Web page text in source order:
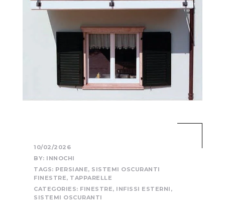
10/02/2026
BY: INNOCHI
TAGS: PERSIANE, SISTEMI OSCURANTI
FINESTRE, TAPPARELLE
CATEGORIES: FINESTRE, INFISSI ESTERNI ,
SISTEMI OSCURANTI